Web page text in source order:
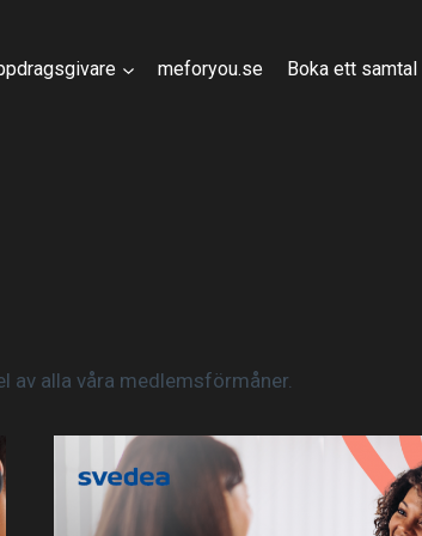
meforyou.se Boka ett samtal
av alla våra medlemsförmåner.